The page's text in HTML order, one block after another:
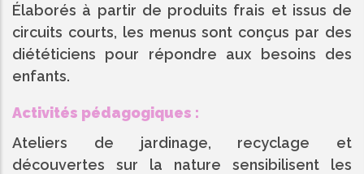
Élaborés à partir de produits frais et issus de
circuits courts, les menus sont conçus par des
diététiciens pour répondre aux besoins des
enfants.
Activités pédagogiques :
Ateliers de jardinage, recyclage et
découvertes sur la nature sensibilisent les